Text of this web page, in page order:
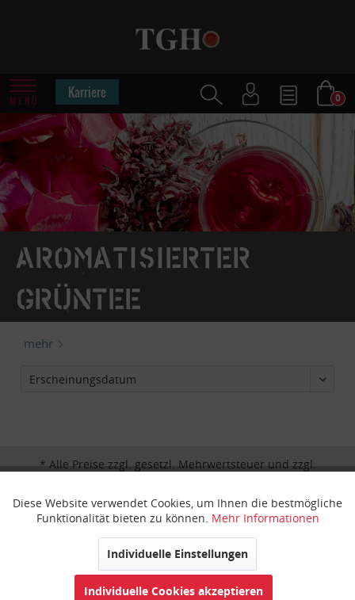
MENÜ Karriere 0
Aromatisierter
Grüntee
mehr
* Alle Preise zzgl. gesetzl. Mehrwertsteuer und zzgl.
Kundenservice
Versandinformationen
Funktionale Aktiv
Inaktiv
Diese Website verwendet Cookies, um Ihnen die bestmögliche
Funktionalität bieten zu können. Mehr Informationen
Individuelle Einstellungen
Individuelle Cookies akzeptieren